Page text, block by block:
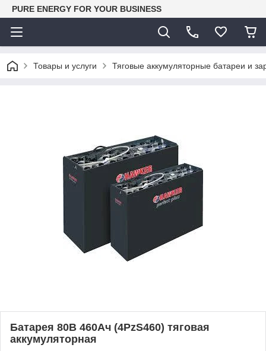
PURE ENERGY FOR YOUR BUSINESS
Товары и услуги Тяговые аккумуляторные батареи и
Батарея 80В 460Ач (4PzS460) тяговая
аккумуляторная